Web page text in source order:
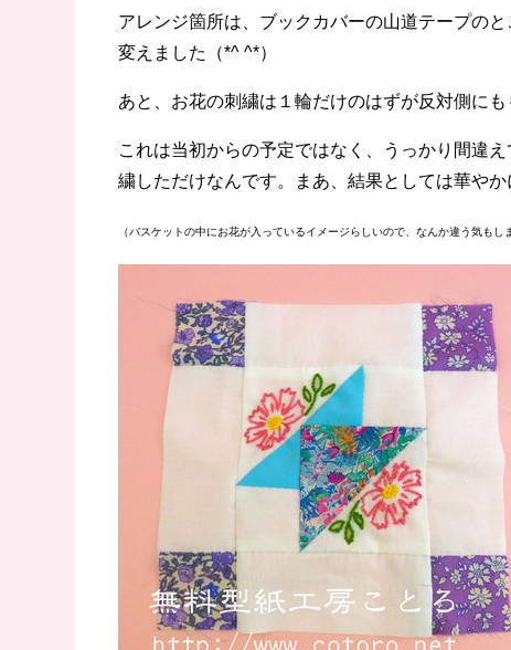
アレンジ箇所は、ブックカバーの山道テープの
変えました（*^ ^*）
あと、お花の刺繍は１輪だけのはずが反対側にも
これは当初からの予定ではなく、うっかり間違
繍しただけなんです。まあ、結果としては華やか
（バスケットの中にお花が入っているイメージらしいので、なんか違う気もし